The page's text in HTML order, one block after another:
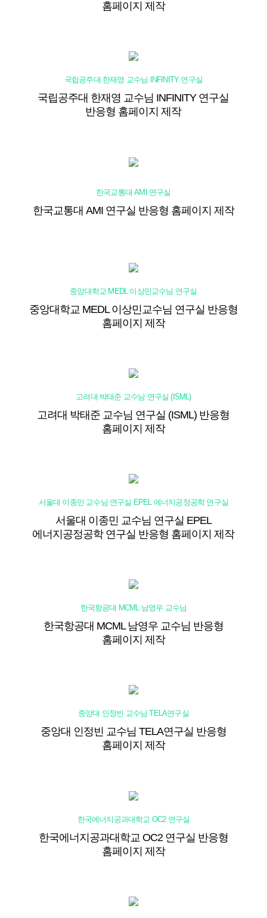
홈페이지 제작
국립공주대 한재영 교수님 INFINITY 연구실
국립공주대 한재영 교수님 INFINITY 연구실
반응형 홈페이지 제작
한국교통대 AMI 연구실
한국교통대 AMI 연구실 반응형 홈페이지 제작
중앙대학교 MEDL 이상민교수님 연구실
중앙대학교 MEDL 이상민교수님 연구실 반응형
홈페이지 제작
고려대 박태준 교수님 연구실 (ISML)
고려대 박태준 교수님 연구실 (ISML) 반응형
홈페이지 제작
서울대 이종민 교수님 연구실 EPEL 에너지공정공학 연구실
서울대 이종민 교수님 연구실 EPEL
에너지공정공학 연구실 반응형 홈페이지 제작
한국항공대 MCML 남영우 교수님
한국항공대 MCML 남영우 교수님 반응형
홈페이지 제작
중앙대 인정빈 교수님 TELA연구실
중앙대 인정빈 교수님 TELA연구실 반응형
홈페이지 제작
한국에너지공과대학교 OC2 연구실
한국에너지공과대학교 OC2 연구실 반응형
홈페이지 제작